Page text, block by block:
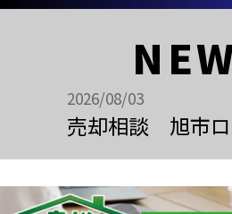
2026/08/03
売却相談 旭市